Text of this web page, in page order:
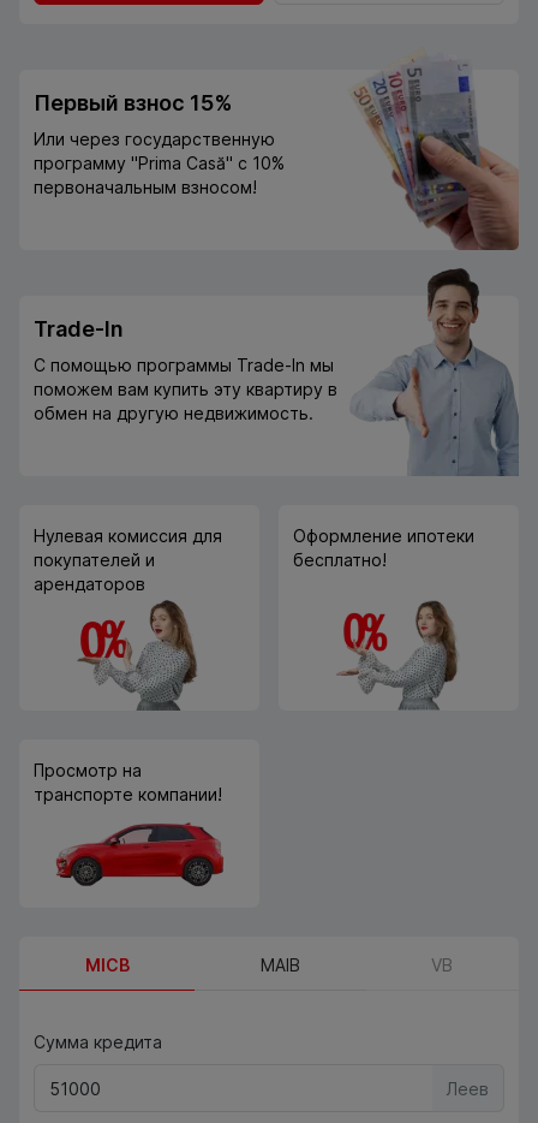
Первый взнос 15%
Или через государственную
программу "Prima Casă" с 10%
первоначальным взносом!
Trade-In
С помощью программы Trade-In мы
поможем вам купить эту квартиру в
обмен на другую недвижимость.
Нулевая комиссия для
покупателей и
арендаторов
Оформление ипотеки
бесплатно!
Просмотр на
транспорте компании!
MICB MAIB VB
Сумма кредита
Леев